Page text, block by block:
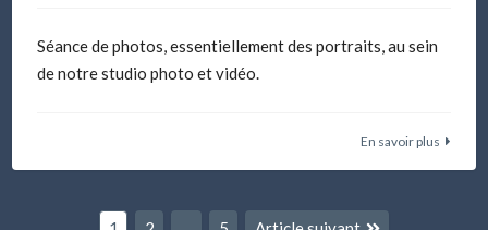
Séance de photos, essentiellement des portraits, au sein
de notre studio photo et vidéo.
En savoir plus
Pagination